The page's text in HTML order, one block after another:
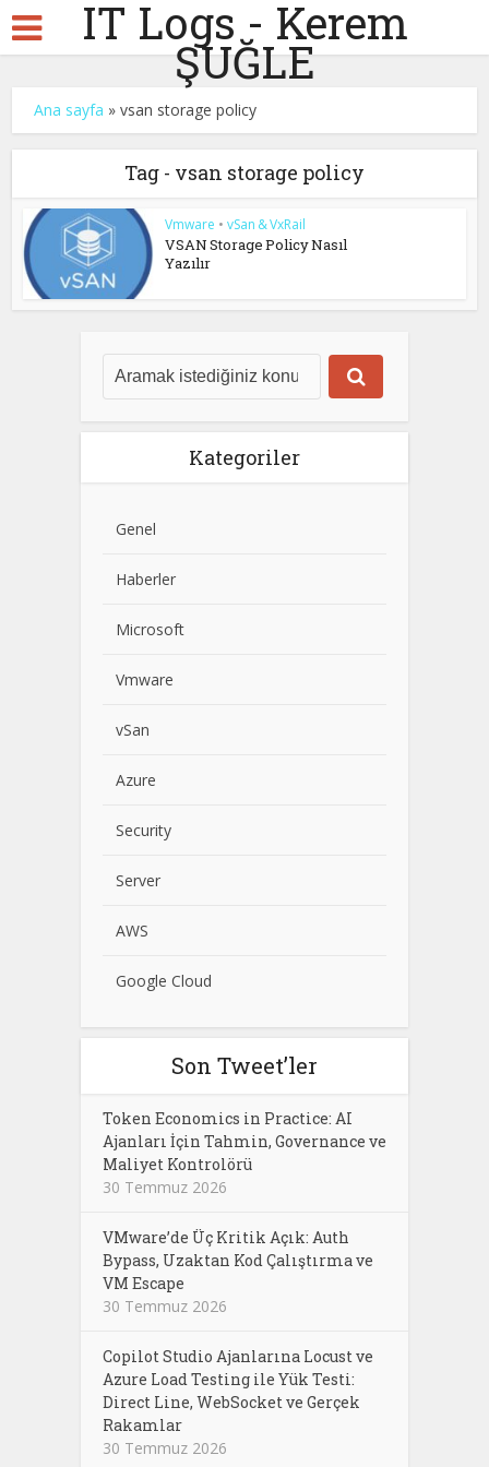
IT Logs - Kerem
ŞUĞLE
Ana sayfa »vsan storage policy
Tag - vsan storage policy
Vmware • vSan & VxRail
VSAN Storage Policy Nasıl
Yazılır
Kategoriler
Genel
Haberler
Microsoft
Vmware
vSan
Azure
Security
Server
AWS
Google Cloud
Son Tweet’ler
Token Economics in Practice: AI
Ajanları İçin Tahmin, Governance ve
Maliyet Kontrolörü
30 Temmuz 2026
VMware’de Üç Kritik Açık: Auth
Bypass, Uzaktan Kod Çalıştırma ve
VM Escape
30 Temmuz 2026
Copilot Studio Ajanlarına Locust ve
Azure Load Testing ile Yük Testi:
Direct Line, WebSocket ve Gerçek
Rakamlar
30 Temmuz 2026